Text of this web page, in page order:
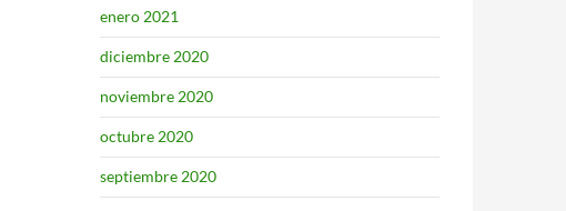
enero 2021
diciembre 2020
noviembre 2020
octubre 2020
septiembre 2020